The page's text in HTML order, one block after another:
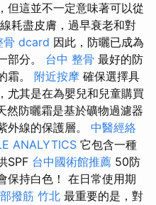
但這並不一定意味著可以從
耗盡皮膚，過早衰老和對
骨 dcard 因此，防曬已成為
部分。 台中 整骨 最好的防
霜。 附近按摩 確保選擇具
尤其是在為嬰兒和兒童購買
然防曬霜是基於礦物過濾器
外線的保護層。 中醫經絡
ANALYTICS 它包含一種
SPF 台中國術館推薦 50防
保持白色！ 在日常使用期
撥筋 竹北 最重要的是，對